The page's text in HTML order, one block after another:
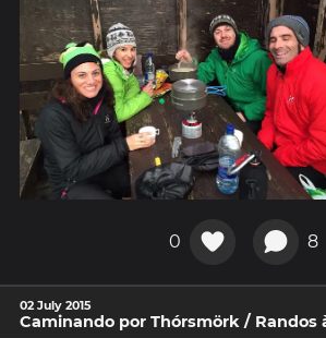
0 8
02 July 2015
Caminando por Thórsmörk / Randos